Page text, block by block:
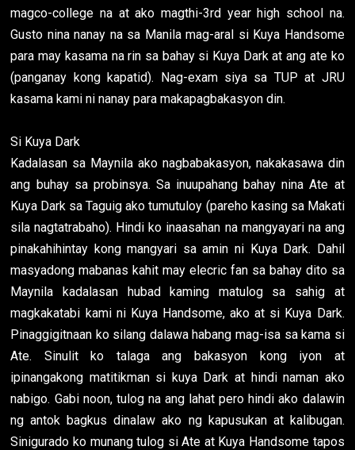
magco-college na at ako magthi-3rd year high school na.
Gusto nina nanay na sa Manila mag-aral si Kuya Handsome
para may kasama na rin sa bahay si Kuya Dark at ang ate ko
(panganay kong kapatid). Nag-exam siya sa TUP at JRU
kasama kami ni nanay para makapagbakasyon din.
Si Kuya Dark
Kadalasan sa Maynila ako nagbabakasyon, nakakasawa din
ang buhay sa probinsya. Sa inuupahang bahay nina Ate at
Kuya Dark sa Taguig ako tumutuloy (pareho kasing sa Makati
sila nagtatrabaho). Hindi ko inaasahan na mangyayari na ang
pinakahihintay kong mangyari sa amin ni Kuya Dark. Dahil
masyadong mabanas kahit may elecric fan sa bahay dito sa
Maynila kadalasan hubad kaming matulog sa sahig at
magkakatabi kami ni Kuya Handsome, ako at si Kuya Dark.
Pinaggigitnaan ko silang dalawa habang mag-isa sa kama si
Ate. Sinulit ko talaga ang bakasyon kong iyon at
ipinangakong matitikman si kuya Dark at hindi naman ako
nabigo. Gabi noon, tulog na ang lahat pero hindi ako dalawin
ng antok bagkus dinalaw ako ng kapusukan at kalibugan.
Sinigurado ko munang tulog si Ate at Kuya Handsome tapos